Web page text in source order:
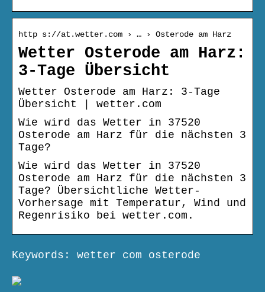
http s://at.wetter.com › … › Osterode am Harz
Wetter Osterode am Harz:
3-Tage Übersicht
Wetter Osterode am Harz: 3-Tage
Übersicht | wetter.com
Wie wird das Wetter in 37520
Osterode am Harz für die nächsten 3
Tage?
Wie wird das Wetter in 37520
Osterode am Harz für die nächsten 3
Tage? Übersichtliche Wetter-
Vorhersage mit Temperatur, Wind und
Regenrisiko bei wetter.com.
Keywords: wetter com osterode